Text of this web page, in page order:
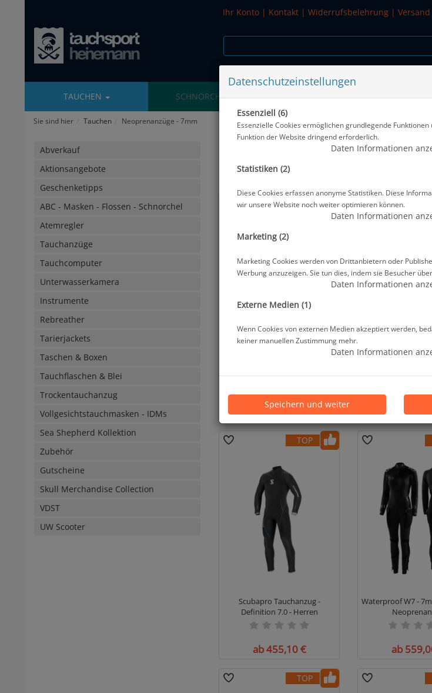
Ihr Konto | Kontakt | Widerrufsbelehrung | Versand
TAUCHEN SCHNORCHELN WASSERSPORT
Sie sind hier Tauchen Neoprenanzüge - 7mm
Abverkauf
Aktionsangebote
Geschenketipps
ABC - Masken - Flossen - Schnorchel
Atemregler
Tauchanzüge
Tauchcomputer
Unterwasserkamera
Instrumente
Rebreather
Tarierjackets
Taschen & Boxen
Tauchflaschen & Blei
Trockentauchanzug
Vollgesichtstauchmasken - IDMs
Sea Shepherd Kollektion
Zubehör
Gutscheine
Skull Merchandise Collection
VDST
UW Scooter
Neoprenanzüge - 7mm
TOP
7mm - 2023 - Damen
ab 399,00 €
7mm - 2023 -
ab
TOP
Scubapro Tauchanzug -
Definition 7.0 - Herren
ab 455,10 €
Waterproof W7 -
ab
TOP
Datenschutzeinstellungen
Essenziell (6)
Essenzielle Cookies ermöglichen grundlegende
Funktion der Website dringend erforderlich.
Daten Informationen
Statistiken (2)
Diese Cookies erfassen anonyme Statistiken. Diese
wir unsere Website noch weiter optimieren können.
Daten Informationen
Marketing (2)
Marketing Cookies werden von Drittanbietern oder
Werbung anzuzeigen. Sie tun dies, indem sie Besucher
Daten Informationen
Externe Medien (1)
Wenn Cookies von externen Medien akzeptiert werden,
keiner manuellen Zustimmung mehr.
Daten Informationen
Speichern und weiter